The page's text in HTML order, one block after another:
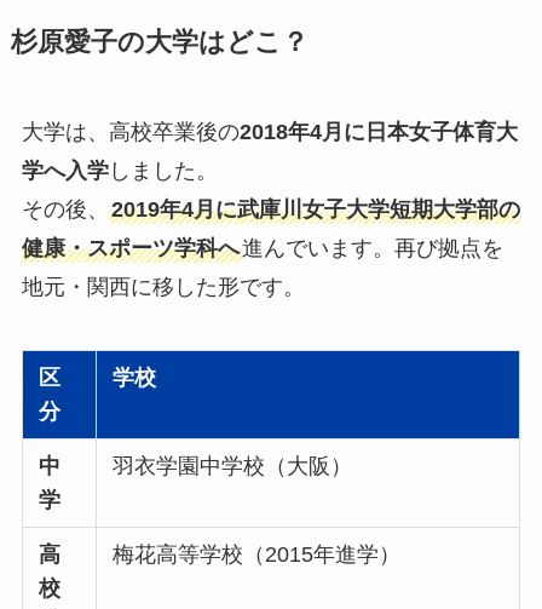
杉原愛子の大学はどこ？
大学は、高校卒業後の2018年4月に日本女子体育大
学へ入学しました。
その後、 2019年4月に武庫川女子大学短期大学部の
健康・スポーツ学科へ進んでいます。再び拠点を
地元・関西に移した形です。
区
分
学校
中
学
羽衣学園中学校（大阪）
高
校
梅花高等学校（2015年進学）